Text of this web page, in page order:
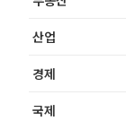
산업
경제
국제